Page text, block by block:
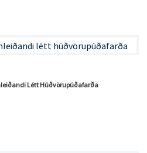
Létt Húðvörupúðafarða